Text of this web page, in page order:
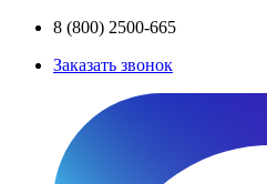
8 (800) 2500-665
Заказать звонок